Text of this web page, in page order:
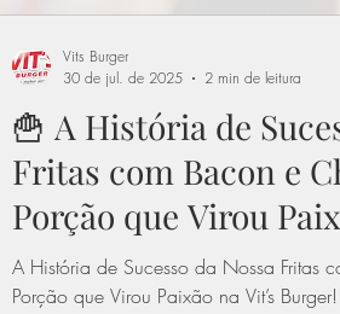
🍟 A História de
Fritas com Bacon e
Porção que Virou
Burger!
A História de Sucesso da Nossa
Porção que Virou Paixão na Vit’s Burger!
Vits Burger
30 de jul. de 2025
2 min de leitura